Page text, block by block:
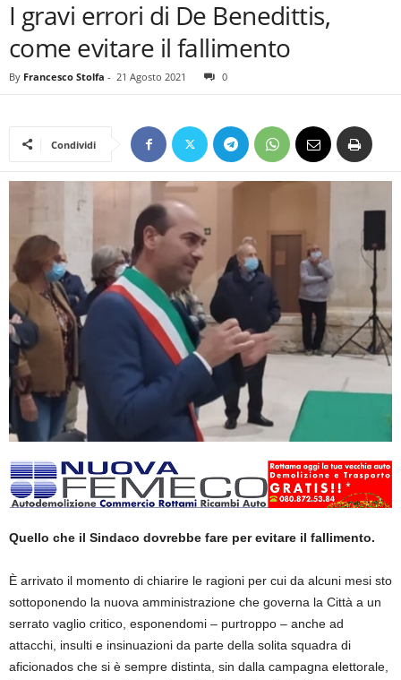
I gravi errori di De Benedittis,
come evitare il fallimento
By Francesco Stolfa - 21 Agosto 2021 0
Condividi
Quello che il Sindaco dovrebbe fare per evitare il fallimento.
È arrivato il momento di chiarire le ragioni per cui da alcuni mesi sto
sottoponendo la nuova amministrazione che governa la Città a un
serrato vaglio critico, esponendomi – purtroppo – anche ad
attacchi, insulti e insinuazioni da parte della solita squadra di
aficionados che si è sempre distinta, sin dalla campagna elettorale,